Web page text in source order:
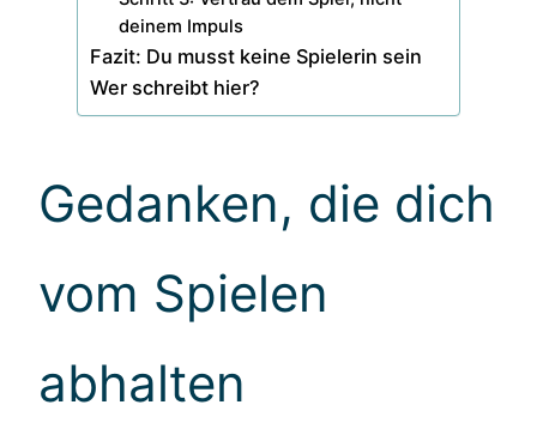
deinem Impuls
Fazit: Du musst keine Spielerin sein
Wer schreibt hier?
Gedanken, die dich
vom Spielen
abhalten